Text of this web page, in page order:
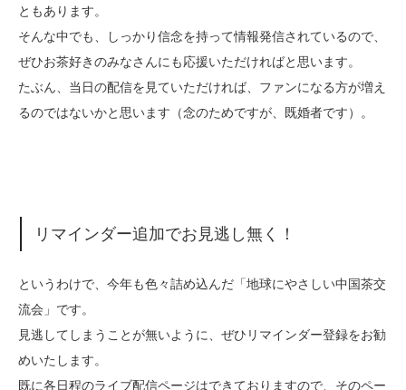
ともあります。
そんな中でも、しっかり信念を持って情報発信されているので、
ぜひお茶好きのみなさんにも応援いただければと思います。
たぶん、当日の配信を見ていただければ、ファンになる方が増え
るのではないかと思います（念のためですが、既婚者です）。
リマインダー追加でお見逃し無く！
というわけで、今年も色々詰め込んだ「地球にやさしい中国茶交
流会」です。
見逃してしまうことが無いように、ぜひリマインダー登録をお勧
めいたします。
既に各日程のライブ配信ページはできておりますので、そのペー